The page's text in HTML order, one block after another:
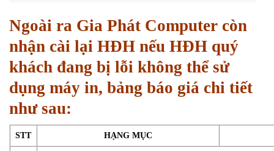
Ngoài ra Gia Phát Computer còn
nhận cài lại HĐH nếu HĐH quý
khách đang bị lỗi không thể sử
dụng máy in, bảng báo giá chi tiết
như sau:
STT HẠNG MỤC